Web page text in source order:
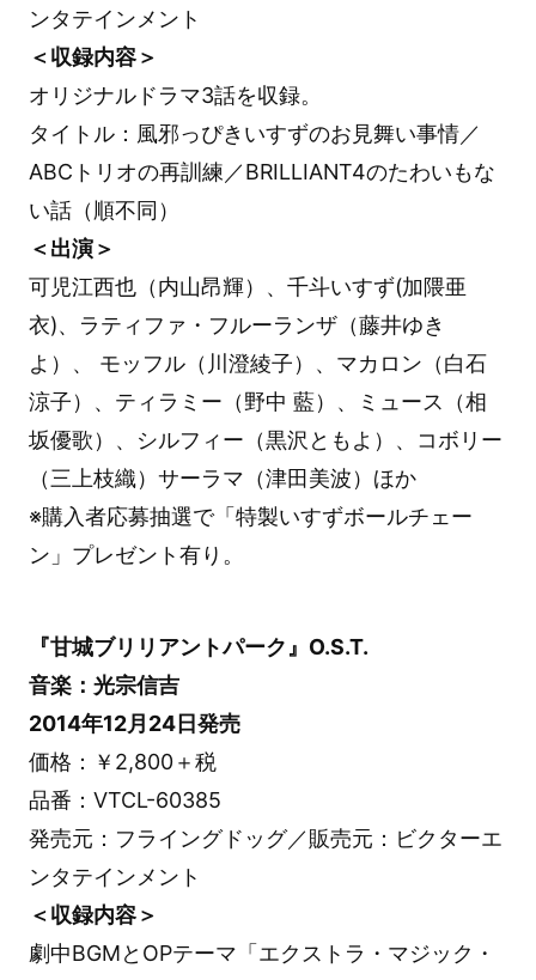
ンタテインメント
＜収録内容＞
オリジナルドラマ3話を収録。
タイトル：風邪っぴきいすずのお見舞い事情／
ABCトリオの再訓練／BRILLIANT4のたわいもな
い話（順不同）
＜出演＞
可児江西也（内山昂輝）、千斗いすず(加隈亜
衣)、ラティファ・フルーランザ（藤井ゆき
よ）、 モッフル（川澄綾子）、マカロン（白石
涼子）、ティラミー（野中 藍）、ミュース（相
坂優歌）、シルフィー（黒沢ともよ）、コボリー
（三上枝織）サーラマ（津田美波）ほか
※購入者応募抽選で「特製いすずボールチェー
ン」プレゼント有り。
『甘城ブリリアントパーク』O.S.T.
音楽：光宗信吉
2014年12月24日発売
価格：￥2,800＋税
品番：VTCL-60385
発売元：フライングドッグ／販売元：ビクターエ
ンタテインメント
＜収録内容＞
劇中BGMとOPテーマ「エクストラ・マジック・